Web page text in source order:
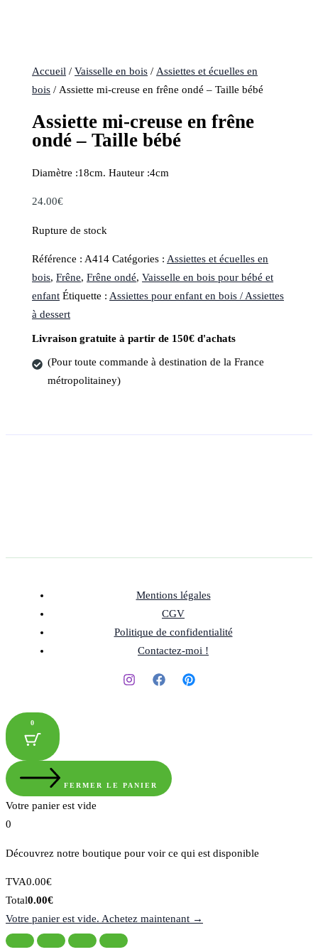
Accueil /Vaisselle en bois /Assiettes et écuelles en
bois / Assiette mi-creuse en frêne ondé – Taille bébé
Assiette mi-creuse en frêne
ondé – Taille bébé
Diamètre :18cm. Hauteur :4cm
24.00€
Rupture de stock
Référence :A414 Catégories :Assiettes et écuelles en
bois,Frêne,Frêne ondé,Vaisselle en bois pour bébé et
enfant Étiquette :Assiettes pour enfant en bois / Assiettes
à dessert
Livraison gratuite à partir de 150€ d'achats
(Pour toute commande à destination de la France
métropolitainey)
Mentions légales
CGV
Politique de confidentialité
Contactez-moi !
0
FERMER LE PANIER
Votre panier est vide
0
Découvrez notre boutique pour voir ce qui est disponible
Montant
de
la
taxe:
TVA0.00€
Total
du
panier:
Total0.00€
Votre panier est vide. Achetez maintenant →